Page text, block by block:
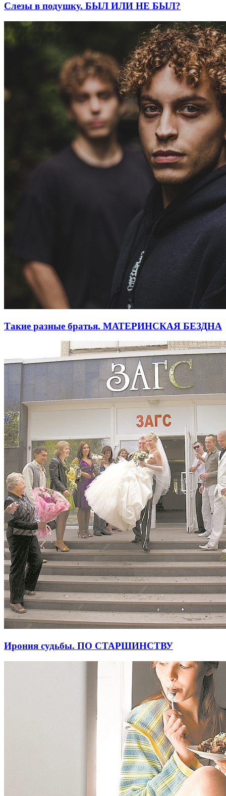
Слезы в подушку. БЫЛ ИЛИ НЕ БЫЛ?
Такие разные братья. МАТЕРИНСКАЯ БЕЗДНА
Ирония судьбы. ПО СТАРШИНСТВУ